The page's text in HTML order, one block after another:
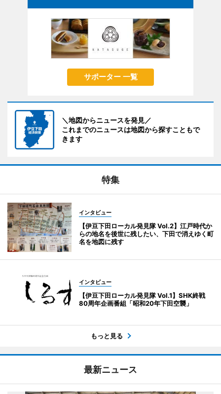
サポーター 一覧
＼地図からニュースを発見／
これまでのニュースは地図から探すこともで
きます
特集
インタビュー
【伊豆下田ローカル発見隊 Vol.2】江戸時代か
らの地名を後世に残したい、下田で消えゆく町
名を地図に残す
インタビュー
【伊豆下田ローカル発見隊 Vol.1】SHK終戦
80周年企画番組「昭和20年下田空襲」
もっと見る
最新ニュース